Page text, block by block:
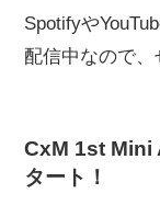
Spotifyや
配信中なので
CxM 1st Mini
タート！